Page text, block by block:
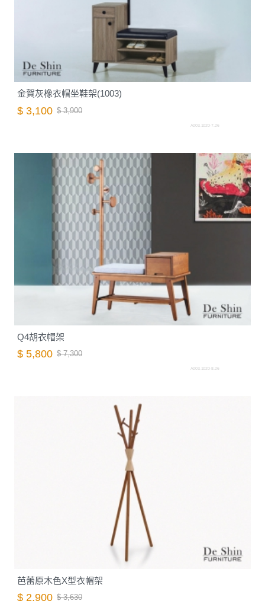
金賀灰橡衣帽坐鞋架(1003)
$ 3,100 $ 3,900
A003.1020-7.26
Q4胡衣帽架
$ 5,800 $ 7,300
A003.1020-8.26
芭蕾原木色X型衣帽架
$ 2,900 $ 3,630